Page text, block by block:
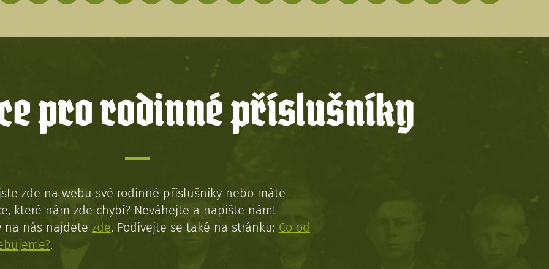
pro rodinné příslušníky
zde na webu své rodinné příslušníky nebo máte
které nám zde chybí? Neváhejte a napište nám!
na nás najdete zde. Podívejte se také na stránku: Co od
.